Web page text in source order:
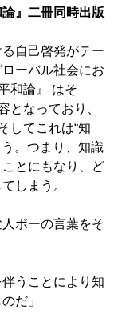
』二冊同時出版
自己啓発がテー
ーバル社会にお
和論』 はそ
となっており、
してこれは“知
。つまり、知識
とにもなり、ど
しまう。
ポーの言葉をそ
うことにより知
だ」